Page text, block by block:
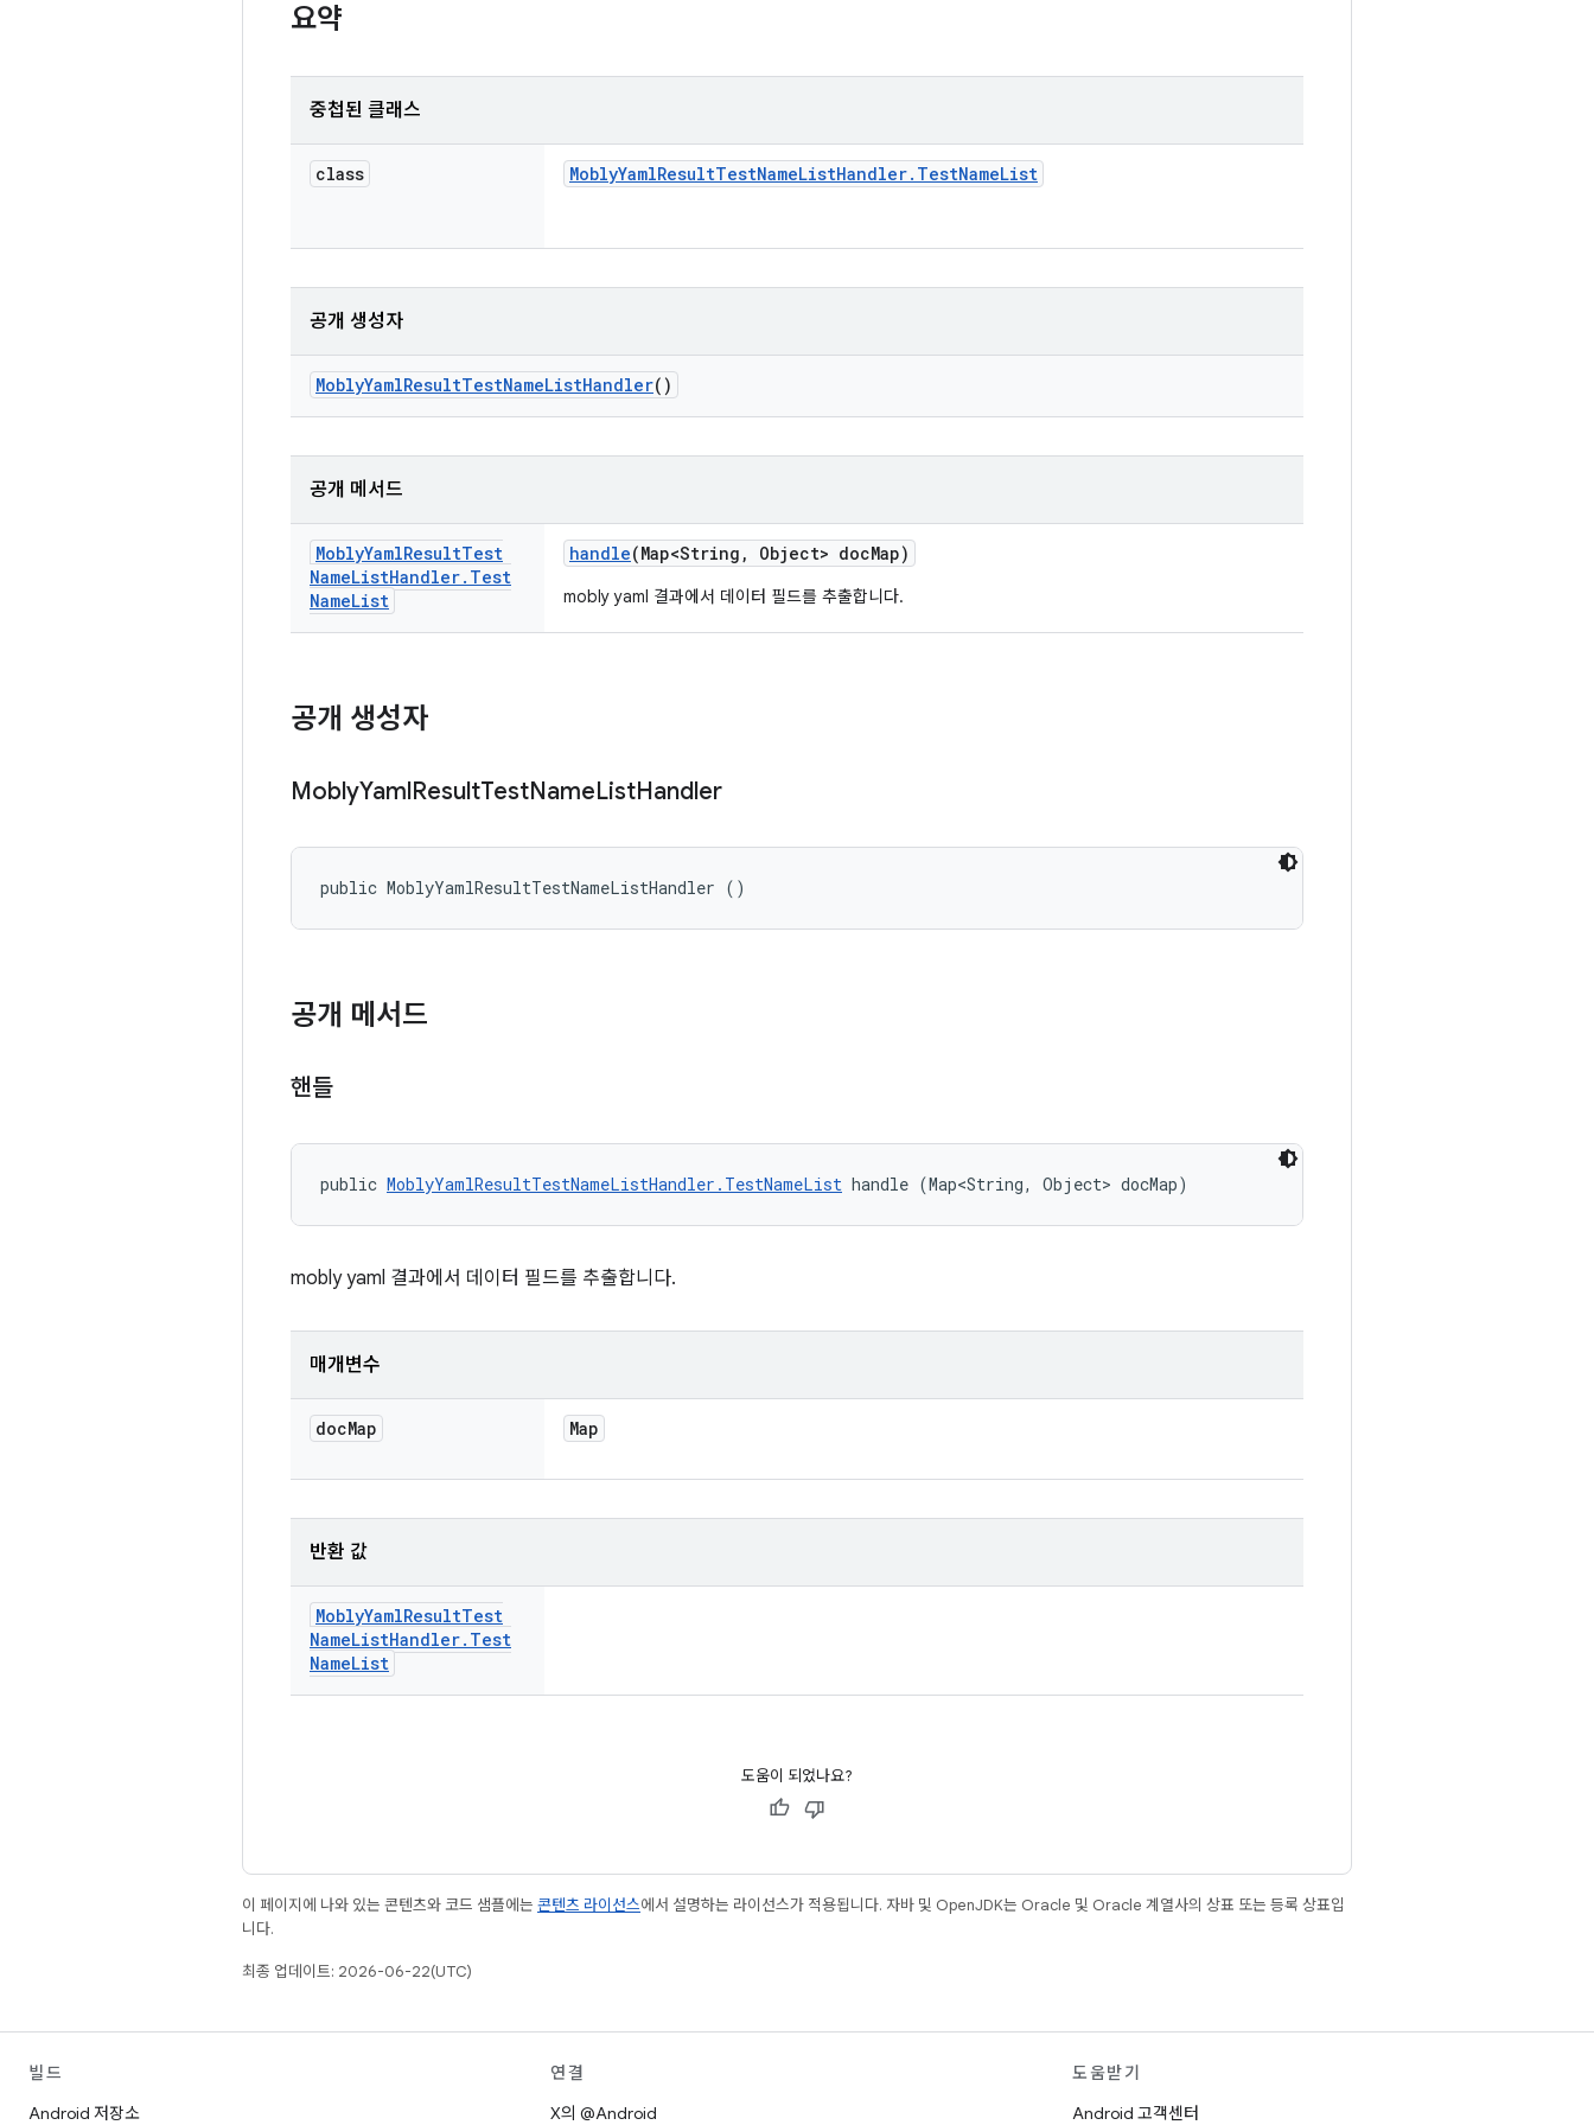
요약
중첩된 클래스
class MoblyYamlResultTestNameListHandler. TestNameList
공개 생성자
MoblyYamlResultTestNameListHandler()
공개 메서드
MoblyYamlResultTest
NameListHandler. Test
NameList
handle(Map<String , Object> docMap)
mobly yaml 결과에서 데이터 필드를 추출합니다.
공개 생성자
MoblyYamlResultTestNameListHandler
public MoblyYamlResultTestNameListHandler ()
공개 메서드
핸들
public MoblyYamlResultTestNameListHandler.TestNameList handle (Map<String, Object> docMap)
mobly yaml 결과에서 데이터 필드를 추출합니다.
매개변수
docMap Map
반환 값
MoblyYamlResultTest
NameListHandler. Test
NameList
도움이 되었나요?
이 페이지에 나와 있는 콘텐츠와 코드 샘플에는 콘텐츠 라이선스에서 설명하는 라이선스가 적용됩니다. 자바 및 OpenJDK는 Oracle 및 Oracle 계열사의 상표 또는 등록 상표입
니다.
최종 업데이트: 2026-06-22(UTC)
빌드
Android 저장소
연결
X의 @Android
도움받기
Android 고객센터